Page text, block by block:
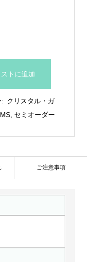
トに追加
クリスタル・ガ
, セミオーダー
ご注意事項